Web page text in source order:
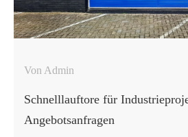
Von Admin
Schnelllauftore für
Angebotsanfragen